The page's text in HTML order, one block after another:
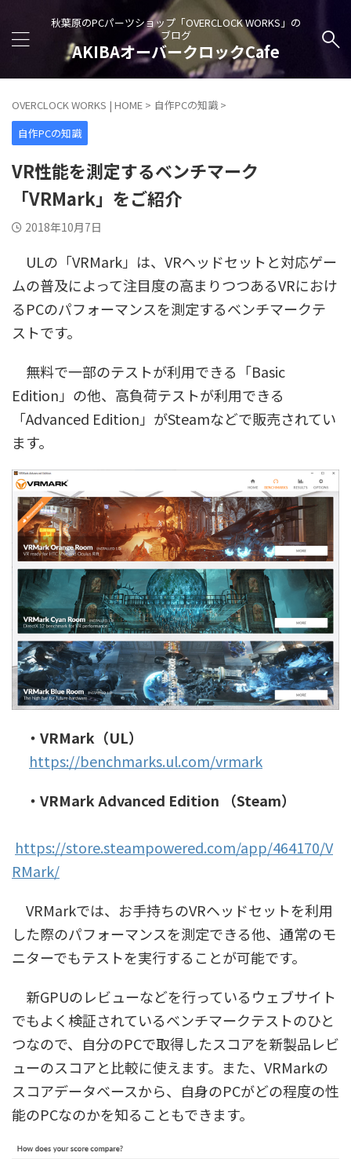
秋葉原のPCパーツショップ「OVERCLOCK WORKS」の
ブログ
AKIBAオーバークロックCafe
OVERCLOCK WORKS | HOME > 自作PCの知識 >
自作PCの知識
VR性能を測定するベンチマーク
「VRMark」をご紹介
2018年10月7日
ULの「VRMark」は、VRヘッドセットと対応ゲー
ムの普及によって注目度の高まりつつあるVRにおけ
るPCのパフォーマンスを測定するベンチマークテ
ストです。
無料で一部のテストが利用できる「Basic
Edition」の他、高負荷テストが利用できる
「Advanced Edition」がSteamなどで販売されてい
ます。
・VRMark（UL）
https://benchmarks.ul.com/vrmark
・VRMark Advanced Edition （Steam）
https://store.steampowered.com/app/464170/V
RMark/
VRMarkでは、お手持ちのVRヘッドセットを利用
した際のパフォーマンスを測定できる他、通常のモ
ニターでもテストを実行することが可能です。
新GPUのレビューなどを行っているウェブサイト
でもよく検証されているベンチマークテストのひと
つなので、自分のPCで取得したスコアを新製品レビ
ューのスコアと比較に使えます。また、VRMarkの
スコアデータベースから、自身のPCがどの程度の性
能のPCなのかを知ることもできます。